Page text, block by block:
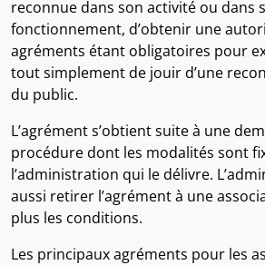
reconnue dans son activité ou dans
fonctionnement, d’obtenir une
agréments étant obligatoires pour
tout simplement de jouir d’une
du public.
L’agrément s’obtient suite à une
procédure dont les modalités sont
l’administration qui le délivre.
aussi retirer l’agrément à une
plus les conditions.
Les principaux agréments pour les